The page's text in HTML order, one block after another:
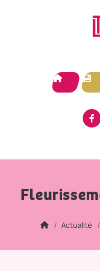
Actualité